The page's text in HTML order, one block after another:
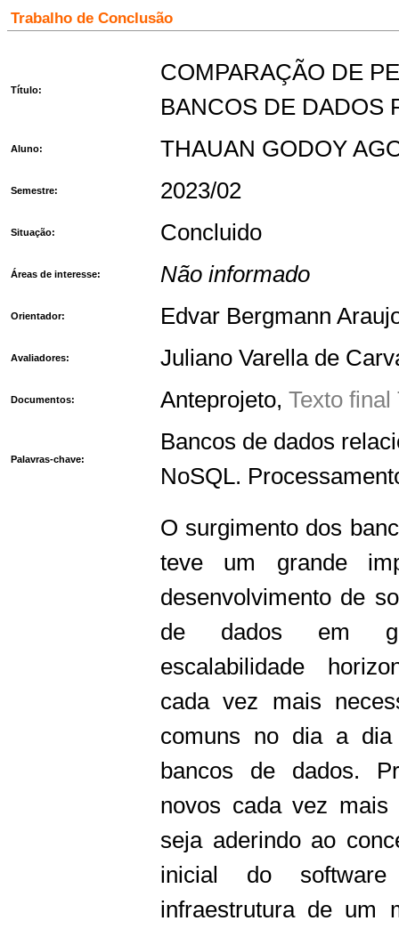
Trabalho de Conclusão
Título:
COMPARAÇÃO DE
BANCOS DE DADOS
Aluno: THAUAN GODOY
Semestre: 2023/02
Situação: Concluido
Áreas de interesse: Não informado
Orientador: Edvar Bergmann
Avaliadores: Juliano Varella de
Documentos: Anteprojeto, Texto
Palavras-chave:
Bancos de dados
NoSQL.
O surgimento dos
teve um grande
desenvolvimento de
de dados em
escalabilidade
cada vez mais
comuns no dia a
bancos de dados.
novos cada vez mais
seja aderindo ao
inicial do
infraestrutura de um